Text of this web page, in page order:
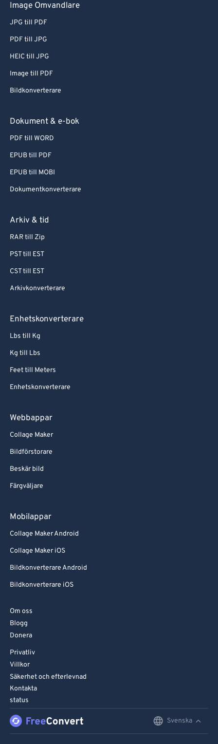
Image Omvandlare
JPG till PDF
PDF till JPG
HEIC till JPG
Image till PDF
Bildkonverterare
Dokument & e-bok
PDF till WORD
EPUB till PDF
EPUB till MOBI
Dokumentkonverterare
Arkiv & tid
RAR till Zip
PST till EST
CST till EST
Arkivkonverterare
Enhetskonverterare
Lbs till Kg
Kg till Lbs
Feet till Meters
Enhetskonverterare
Webbappar
Collage Maker
Bildförstorare
Beskär bild
Färgväljare
Mobilappar
Collage Maker Android
Collage Maker iOS
Bildkonverterare Android
Bildkonverterare iOS
Om oss
Blogg
Donera
Privatliv
Villkor
Säkerhet och efterlevnad
Kontakta
status
Svenska